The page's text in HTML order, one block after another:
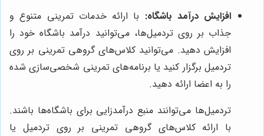
افزایش درآمد باشگاه: با ارائه خدمات تمرینی متنوع و
جذاب بر روی تردمیل‌ها، می‌توانید درآمد باشگاه خود را
افزایش دهید. می‌توانید کلاس‌های گروهی تمرینی بر روی
تردمیل برگزار کنید یا برنامه‌های تمرینی شخصی‌سازی شده
را به اعضا ارائه دهید.
تردمیل‌ها می‌توانند منبع درآمدزایی برای باشگاه‌ها باشند.
با ارائه کلاس‌های گروهی تمرینی بر روی تردمیل یا